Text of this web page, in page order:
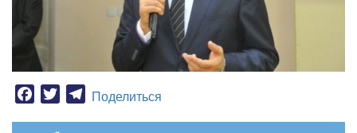
Facebook
TwitterTelegram
Поделиться